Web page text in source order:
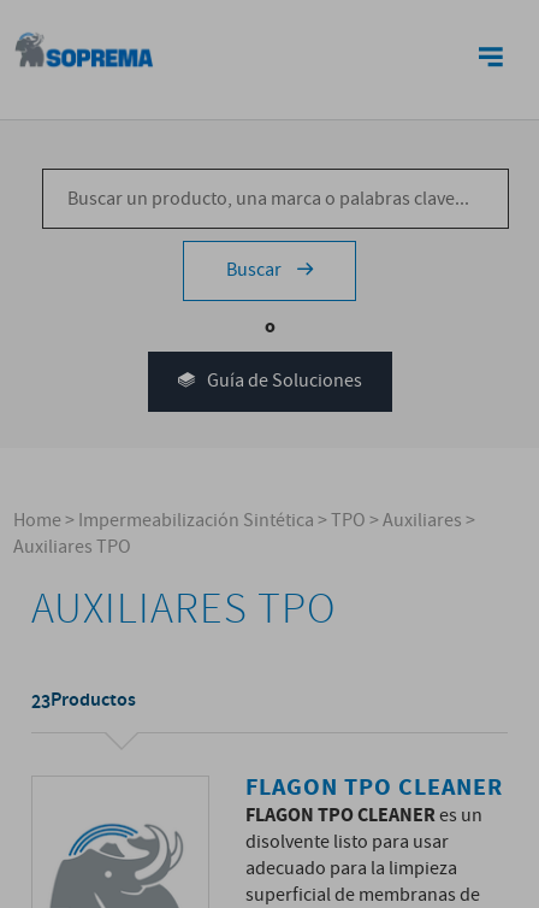
Buscar
o
Guía de Soluciones
Home>Impermeabilización Sintética>TPO>Auxiliares>
Auxiliares TPO
AUXILIARES TPO
23Productos
FLAGON TPO CLEANER
FLAGON TPO CLEANERes un
disolvente listo para usar
adecuado para la limpieza
superficial de membranas de